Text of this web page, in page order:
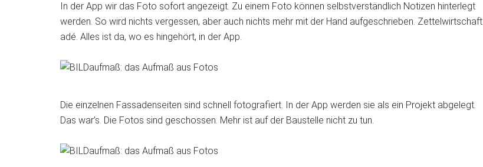
In der App wir das Foto sofort angezeigt. Zu einem Foto können selbstverständlich Notizen hinterlegt
werden. So wird nichts vergessen, aber auch nichts mehr mit der Hand aufgeschrieben. Zettelwirtschaft
adé. Alles ist da, wo es hingehört, in der App.
Die einzelnen Fassadenseiten sind schnell fotografiert. In der App werden sie als ein Projekt abgelegt.
Das war’s. Die Fotos sind geschossen. Mehr ist auf der Baustelle nicht zu tun.